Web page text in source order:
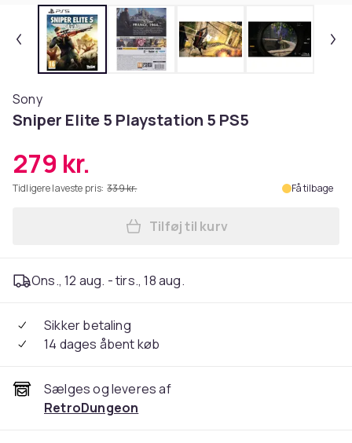
Sony
Sniper Elite 5 Playstation 5 PS5
279 kr.
Tidligere laveste pris: 339 kr. Få tilbage
Læg Sniper Elite 5
Tilføj til kurv
Ons., 12 aug. - tirs., 18 aug.
Sikker betaling
14 dages åbent køb
Sælges og leveres af
RetroDungeon